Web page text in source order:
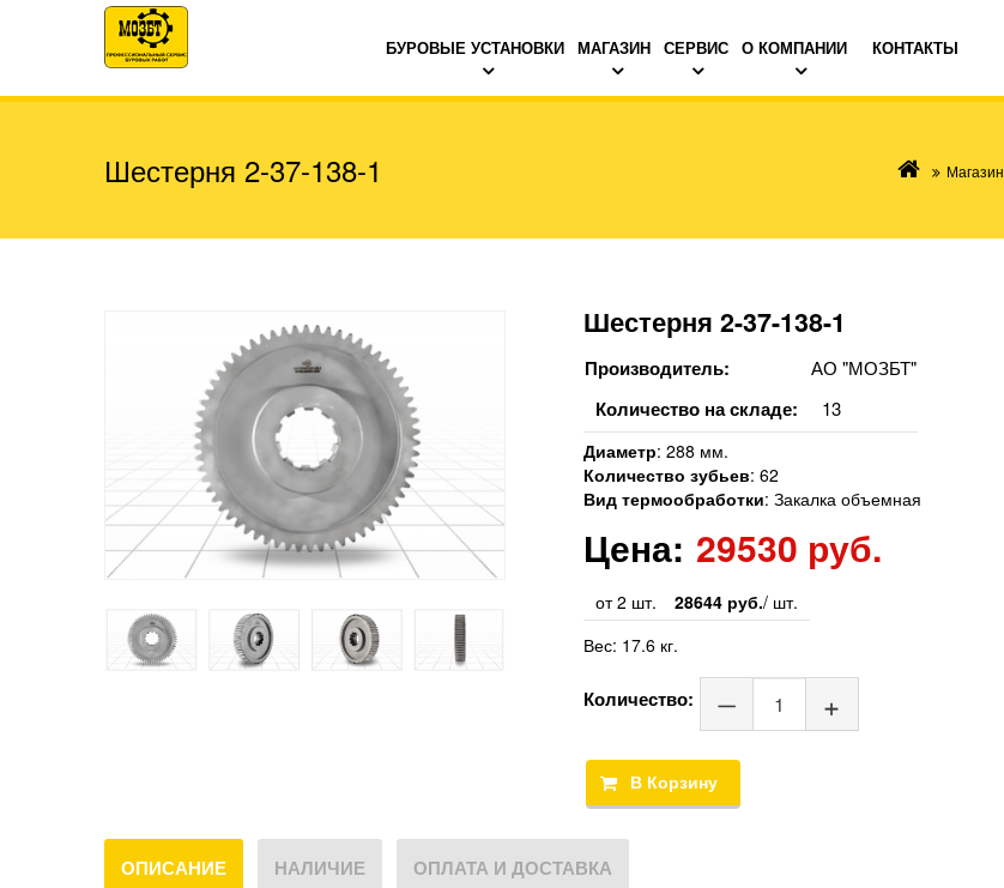
БУРОВЫЕ УСТАНОВКИ МАГАЗИН СЕРВИС О КОМПАНИИ КОНТАКТЫ
Шестерня 2-37-138-1 Магазин
Шестерня 2-37-138-1
Производитель: АО "МОЗБТ"
Количество на складе: 13
Диаметр: 288 мм.
Количество зубьев: 62
Вид термообработки: Закалка объемная
Цена: 29530 руб.
от 2 шт. 28644 руб./ шт.
Вес: 17.6 кг.
Количество:
ОПИСАНИЕ НАЛИЧИЕ ОПЛАТА И ДОСТАВКА